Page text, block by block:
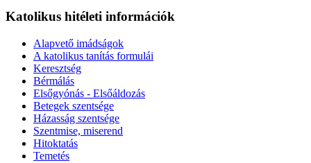
Katolikus hitéleti információk
Alapvető imádságok
A katolikus tanítás formulái
Keresztség
Bérmálás
Elsőgyónás - Elsőáldozás
Betegek szentsége
Házasság szentsége
Szentmise, miserend
Hitoktatás
Temetés